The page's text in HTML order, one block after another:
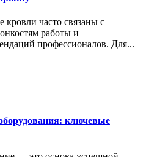
часто связаны с
работы и
профессионалов. Для...
ключевые